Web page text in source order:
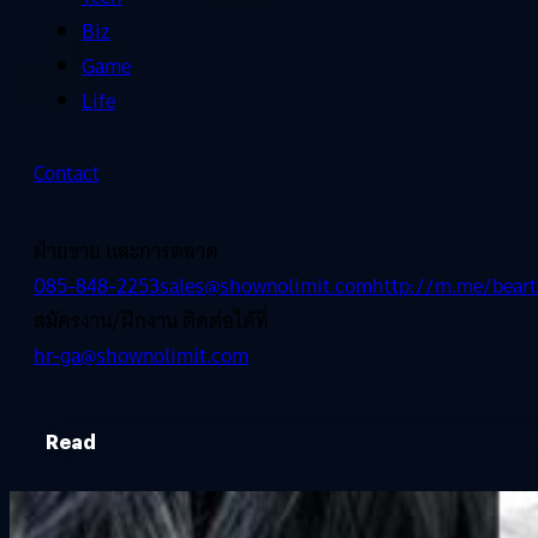
Biz
Game
Life
Contact
ฝ่ายขาย และการตลาด
085-848-2253sales@shownolimit.comhttp://m.me/
สมัครงาน/ฝึกงาน ติดต่อได้ที่
hr-ga@shownolimit.com
Read